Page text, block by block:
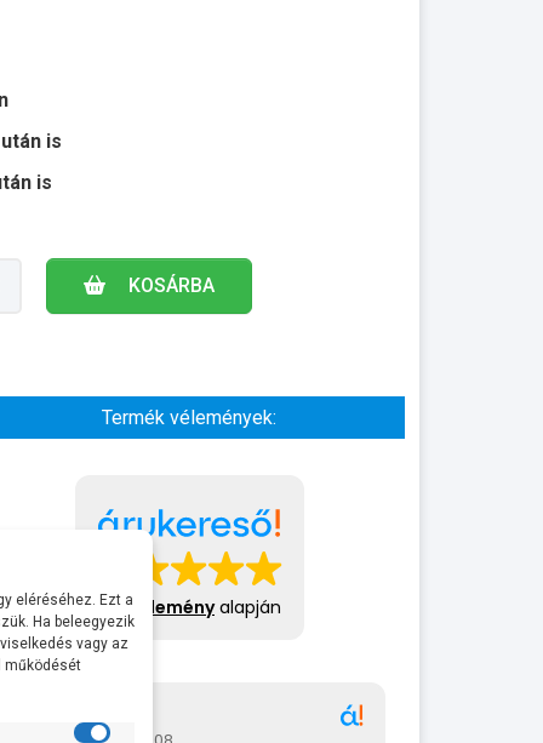
is
is
KOSÁRBA
Termék vélemények:
413 véleményalapján
Gábor
eléréséhez. Ezt a
Ha beleegyezik
vagy az
működését